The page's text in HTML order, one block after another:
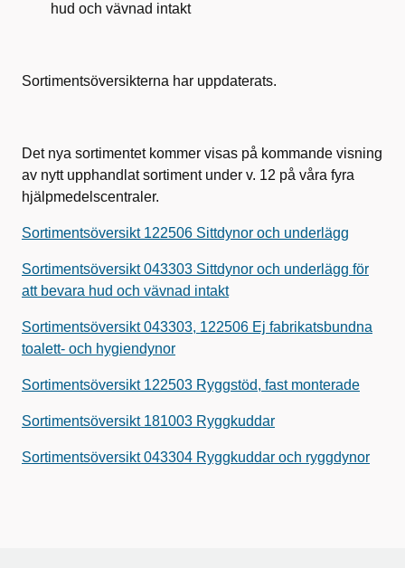
hud och vävnad intakt
Sortimentsöversikterna har uppdaterats.
Det nya sortimentet kommer visas på kommande visning
av nytt upphandlat sortiment under v. 12 på våra fyra
hjälpmedelscentraler.
Sortimentsöversikt 122506 Sittdynor och underlägg
Sortimentsöversikt 043303 Sittdynor och underlägg för
att bevara hud och vävnad intakt
Sortimentsöversikt 043303, 122506 Ej fabrikatsbundna
toalett- och hygiendynor
Sortimentsöversikt 122503 Ryggstöd, fast monterade
Sortimentsöversikt 181003 Ryggkuddar
Sortimentsöversikt 043304 Ryggkuddar och ryggdynor